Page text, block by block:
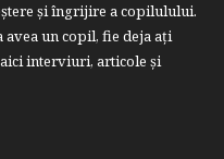
şi îngrijire a copilulului.
avea un copil, fie deja aţi
interviuri, articole şi